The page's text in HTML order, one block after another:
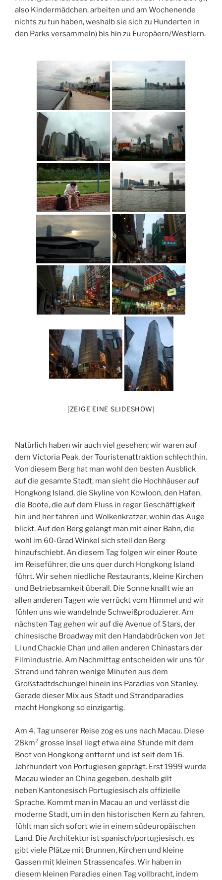
also Kindermädchen, arbeiten und am Wochenende
nichts zu tun haben, weshalb sie sich zu Hunderten in
den Parks versammeln) bis hin zu Europäern/Westlern.
[ZEIGE EINE SLIDESHOW]
Natürlich haben wir auch viel gesehen; wir waren auf
dem Victoria Peak, der Touristenattraktion schlechthin.
Von diesem Berg hat man wohl den besten Ausblick
auf die gesamte Stadt, man sieht die Hochhäuser auf
Hongkong Island, die Skyline von Kowloon, den Hafen,
die Boote, die auf dem Fluss in reger Geschäftigkeit
hin und her fahren und Wolkenkratzer, wohin das Auge
blickt. Auf den Berg gelangt man mit einer Bahn, die
wohl im 60-Grad Winkel sich steil den Berg
hinaufschiebt. An diesem Tag folgen wir einer Route
im Reiseführer, die uns quer durch Hongkong Island
führt. Wir sehen niedliche Restaurants, kleine Kirchen
und Betriebsamkeit überall. Die Sonne knallt wie an
allen anderen Tagen wie verrückt vom Himmel und wir
fühlen uns wie wandelnde Schweißproduzierer. Am
nächsten Tag gehen wir auf die Avenue of Stars, der
chinesische Broadway mit den Handabdrücken von Jet
Li und Chackie Chan und allen anderen Chinastars der
Filmindustrie. Am Nachmittag entscheiden wir uns für
Strand und fahren wenige Minuten aus dem
Großstadtdschungel hinein ins Paradies von Stanley.
Gerade dieser Mix aus Stadt und Strandparadies
macht Hongkong so einzigartig.
Am 4. Tag unserer Reise zog es uns nach Macau. Diese
28km² grosse Insel liegt etwa eine Stunde mit dem
Boot von Hongkong entfernt und ist seit dem 16.
Jahrhundert von Portugiesen geprägt. Erst 1999 wurde
Macau wieder an China gegeben, deshalb gilt
neben Kantonesisch Portugiesisch als offizielle
Sprache. Kommt man in Macau an und verlässt die
moderne Stadt, um in den historischen Kern zu fahren,
fühlt man sich sofort wie in einem südeuropäischen
Land. Die Architektur ist spanisch/portugiesisch, es
gibt viele Plätze mit Brunnen, Kirchen und kleine
Gassen mit kleinen Strassencafes. Wir haben in
diesem kleinen Paradies einen Tag vollbracht, indem